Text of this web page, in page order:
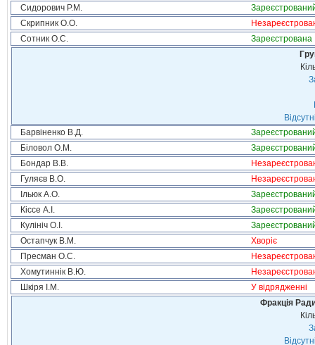
Сидорович Р.М.
Скрипник О.О.
Сотник О.С.
Зареєстрована
Барвіненко В.Д.
Біловол О.М.
Бондар В.В.
Гуляєв В.О.
Ільюк А.О.
Кіссе А.І.
Кулініч О.І.
Остапчук В.М.
Хворіє
Пресман О.С.
Хомутиннік В.Ю.
Шкіря І.М.
У відрядженні
Фракція